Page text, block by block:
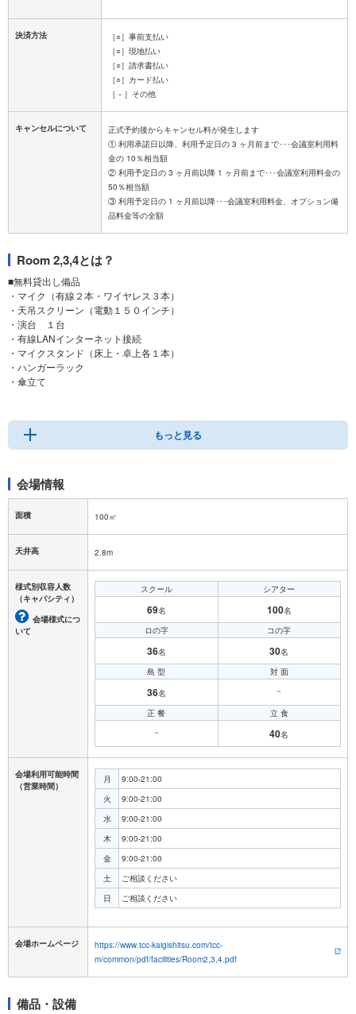
決済方法
［○］事前支払い
［○］現地払い
［○］請求書払い
［○］カード払い
［－］その他
キャンセルについて
正式予約後からキャンセル料が発生します
① 利用承諾日以降、利用予定日の 3 ヶ月前まで･･･会議室利用料
金の 10％相当額
② 利用予定日の 3 ヶ月前以降 1 ヶ月前まで･･･会議室利用料金の
50％相当額
③ 利用予定日の 1 ヶ月前以降･･･会議室利用料金、オプション備
Room 2,3,4とは？
■無料貸出し備品
・マイク（有線２本・ワイヤレス３本）
・天吊スクリーン（電動１５０インチ）
・演台 １台
・有線LANインターネット接続
・マイクスタンド（床上・卓上各１本）
・ハンガーラック
・傘立て
もっと見る
会場情報
面積 100㎡
天井高 2.8m
様式別収容人数
（キャパシティ）
会場様式につ
いて
スクール
69名
シアター
100名
ロの字
36名
コの字
30名
島 型
36名
対 面
－
正 餐
－
立 食
40名
会場利用可能時間
（営業時間）
月
9:00-21:00
火
9:00-21:00
水
9:00-21:00
木
9:00-21:00
金
9:00-21:00
土
ご相談ください
日
ご相談ください
会場ホームページ
https://www.tcc-kaigishitsu.com/tcc-
m/common/pdf/facilities/Room2,3,4.pdf
備品・設備